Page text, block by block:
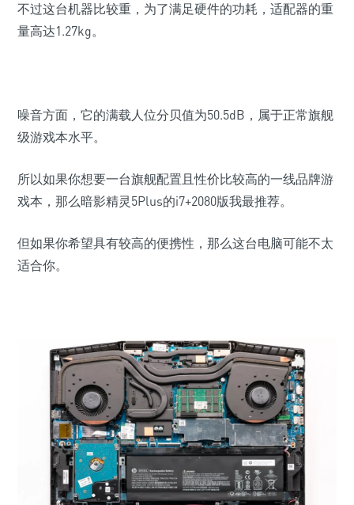
不过这台机器比较重，为了满足硬件的功耗， 适配器的重
量高达1.27kg。
噪音方面，它的满载人位分贝值为50.5dB，属于正常旗舰
级游戏本水平。
所以如果你想要一台旗舰配置且性价比较高的一线品牌游
戏本，那么暗影精灵5Plus的i7+2080版我最推荐。
但如果你希望具有较高的便携性，那么这台电脑可能不太
适合你。